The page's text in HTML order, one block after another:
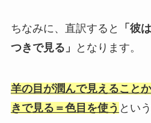
ちなみに、直訳すると
「彼
つきで見る」
となります。
羊の目が潤んで見えること
きで見る＝色目を使う とい